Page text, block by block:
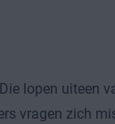
lopen uiteen
vragen zich